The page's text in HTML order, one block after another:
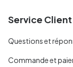
Service Client
Questions et
Commande et